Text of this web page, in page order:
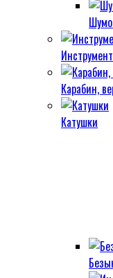
Карабин,
Катушки